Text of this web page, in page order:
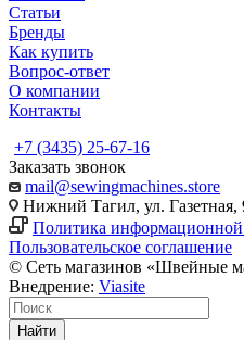
Статьи
Бренды
Как купить
Вопрос-ответ
О компании
Контакты
+7 (3435) 25-67-16
Заказать звонок
mail@sewingmachines.store
Нижний Тагил, ул. Газетная,
Политика информационной
Пользовательское соглашение
© Сеть магазинов «Швейные
Внедрение: Viasite
Найти